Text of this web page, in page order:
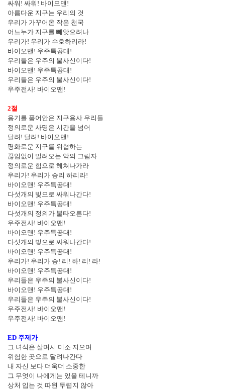
싸워 ! 싸워 ! 바이오맨 !
아름다운 지구는 우리의 것
우리가 가꾸어온 작은 천국
어느누가 지구를 빼앗으려나
우리가! 우리가 수호하리라!
바이오맨 ! 우주특공대 !
우리들은 우주의 불사신이다!
바이오맨 ! 우주특공대 !
우리들은 우주의 불사신이다!
우주전사! 바이오맨 !
2절
용기를 품어안은 지구용사 우리들
정의로운 사명은 시간을 넘어
달려 ! 달려 ! 바이오맨 !
평화로운 지구를 위협하는
끊임없이 밀려오는 악의 그림자
정의로운 힘으로 헤쳐나가라
우리가! 우리가 승리 하리라!
바이오맨 ! 우주특공대 !
다섯개의 빛으로 싸워나간다!
바이오맨 ! 우주특공대 !
다섯개의 정의가 불타오른다!
우주전사! 바이오맨 !
바이오맨 ! 우주특공대 !
다섯개의 빛으로 싸워나간다!
바이오맨 ! 우주특공대 !
우리가! 우리가 승! 리 ! 하! 리 ! 라!
바이오맨 ! 우주특공대 !
우리들은 우주의 불사신이다!
바이오맨 ! 우주특공대 !
우리들은 우주의 불사신이다!
우주전사! 바이오맨 !
우주전사! 바이오맨 !
ED 주제가
그 녀석은 살며시 미소 지으며
위험한 곳으로 달려나간다
내 자신 보다 더욱더 소중한
그 무엇이 나에게는 있을 테니까
상처 입는 것 따윈 두렵지 않아